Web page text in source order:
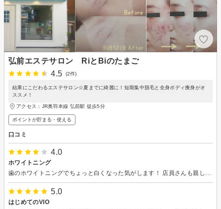
弘前エステサロン RiとBiのたまご
4.5
(2件)
結果にこだわるエステサロン☆夏までに綺麗に！短期集中脱毛と全身ボディ痩身がオ
ススメ！
アクセス：JR奥羽本線 弘前駅 徒歩5分
ポイントが貯まる・使える
口コミ
4.0
ホワイトニング
5.0
はじめてのVIO